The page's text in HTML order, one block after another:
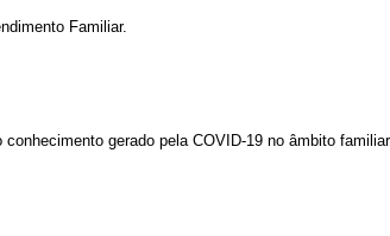
Familiar.
gerado pela COVID-19 no âmbito